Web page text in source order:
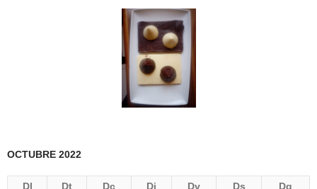
OCTUBRE 2022
Dl Dt Dc Dj Dv Ds
Dg